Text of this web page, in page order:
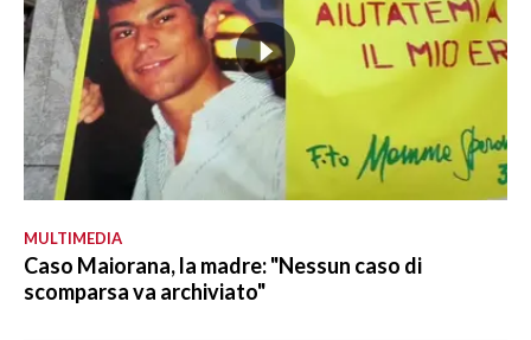
MULTIMEDIA
Caso Maiorana, la madre: "Nessun caso di
scomparsa va archiviato"